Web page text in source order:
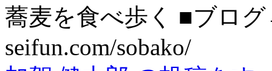
蕎麦を食べ歩く ■ブロ
seifun.com/sobako/